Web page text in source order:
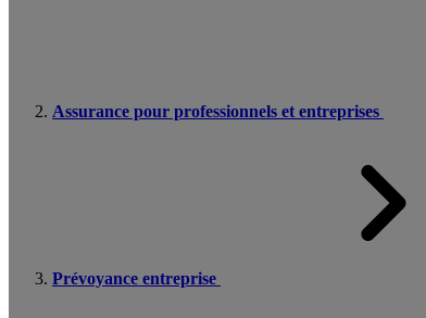
Assurance pour professionnels et entreprises
Prévoyance entreprise